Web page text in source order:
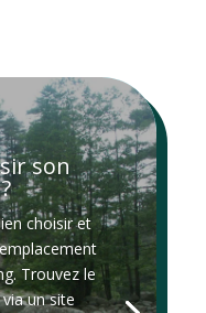
son
choisir et
Trouvez le
un site